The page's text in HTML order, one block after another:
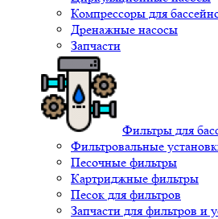
Компрессоры для
Дренажные насосы
Запчасти
Фильтры для
Фильтровальные
Песочные фильтры
Картриджные фильтры
Песок для фильтров
Запчасти для фильтров и